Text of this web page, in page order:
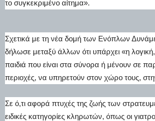
το συγκεκριμένο αίτημα».
Σχετικά με τη νέα δομή των Ενόπλων
δήλωσε μεταξύ άλλων ότι υπάρχει «η λογική,
παιδιά που είναι στα σύνορα ή μένουν σε
περιοχές, να υπηρετούν στον χώρο τους,
Σε ό,τι αφορά πτυχές της ζωής των
ειδικές κατηγορίες κληρωτών, όπως οι